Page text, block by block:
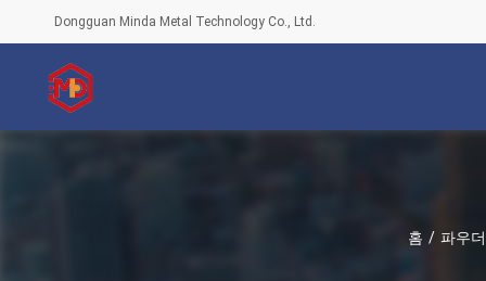
Dongguan Minda Metal Technology Co., Ltd.
홈 / 파우